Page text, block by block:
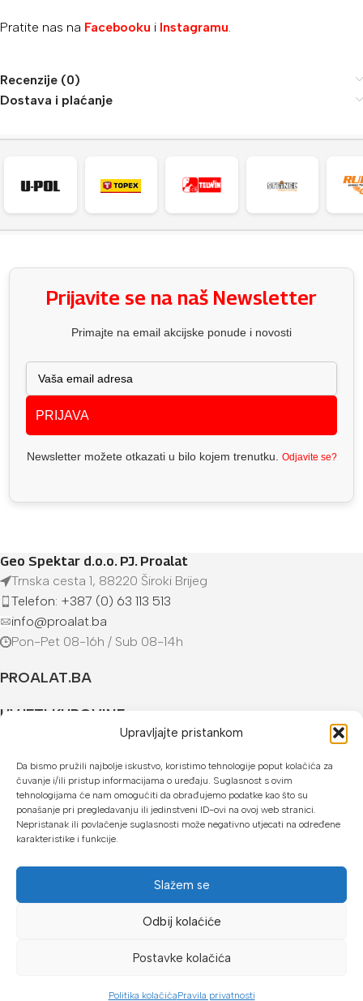
Upravljajte pristankom
Da bismo pružili najbolje iskustvo, koristimo tehnologije poput kolačića za
čuvanje i/ili pristup informacijama o uređaju. Suglasnost s ovim
tehnologijama će nam omogućiti da obrađujemo podatke kao što su
ponašanje pri pregledavanju ili jedinstveni ID-ovi na ovoj web stranici.
Nepristanak ili povlačenje suglasnosti može negativno utjecati na određene
karakteristike i funkcije.
Slažem se
Odbij kolaćiće
Postavke kolačića
Politika kolačićaPravila privatnosti
Pratite nas na Facebooku i Instagramu.
Recenzije (0)
Dostava i plaćanje
Prijavite se na naš Newsletter
Primajte na email akcijske ponude i novosti
PRIJAVA
Newsletter možete otkazati u bilo kojem trenutku. Odjavite se?
Geo Spektar d.o.o. PJ. Proalat
Trnska cesta 1, 88220 Široki Brijeg
Telefon: +387 (0) 63 113 513
info@proalat.ba
Pon-Pet 08-16h / Sub 08-14h
PROALAT.BA
UVJETI KUPOVINE
U našoj web trgovini možete platiti:
Kreditnim karticama jednokratno ili do 24 rate
Gotovinom prilikom preuzimanja
Mikrofin do 18 rata
Copyright © 2026 Proalat.ba